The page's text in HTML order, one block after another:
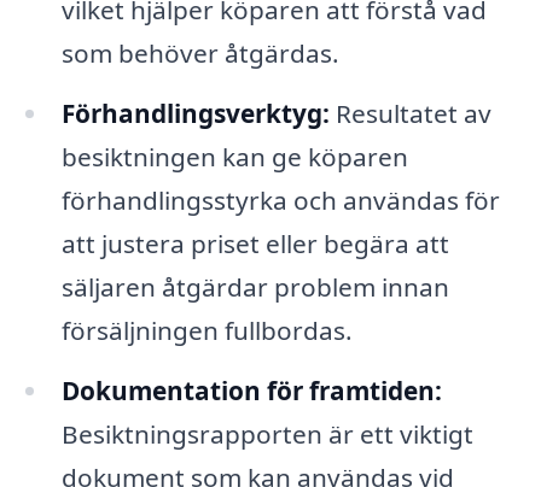
vilket hjälper köparen att förstå vad
som behöver åtgärdas.
Förhandlingsverktyg: Resultatet av
besiktningen kan ge köparen
förhandlingsstyrka och användas för
att justera priset eller begära att
säljaren åtgärdar problem innan
försäljningen fullbordas.
Dokumentation för framtiden:
Besiktningsrapporten är ett viktigt
dokument som kan användas vid